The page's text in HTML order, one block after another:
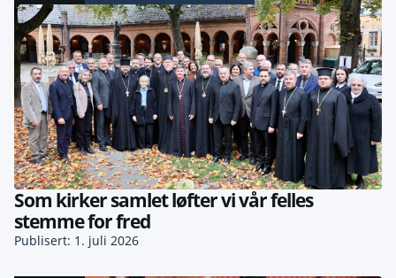
Som kirker samlet løfter vi vår felles
stemme for fred
Publisert: 1. juli 2026